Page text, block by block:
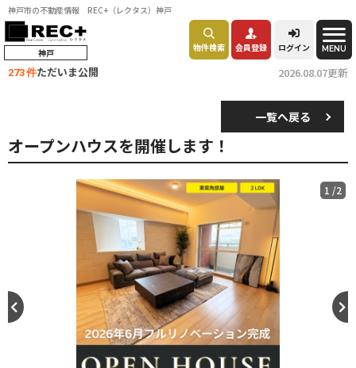
神戸市の不動産情報 REC+（レクタス）神戸
神戸 物件検索 会員登録 ログイン MENU
273 件ただいま公開 2026.08.07更新
一覧へ戻る
オープンハウスを開催します！
1 /2